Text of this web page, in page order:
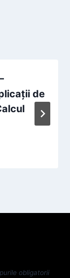
de
obligatorii